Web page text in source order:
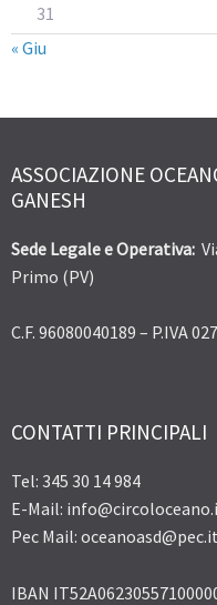
31
« Giu
ASSOCIAZIONE
GANESH
Sede Legale e Operativa:
Primo (PV)
C.F. 96080040189 – P.IVA
CONTATTI PRINCIPALI
Tel: 345 30 14 984
E-Mail:
Pec Mail: oceanoasd@pec.it
IBAN